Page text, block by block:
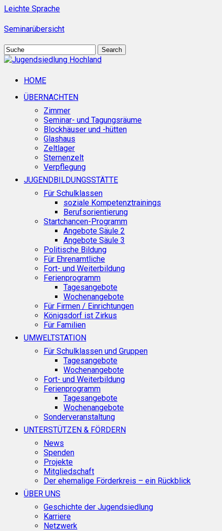
Skip
main
Leichte Sprache
Seminarübersicht
Search
Close
searchHOME
ÜBERNACHTEN
Zimmer
Seminar- und Tagungsräume
Blockhäuser und -hütten
Glashaus
Zeltlager
Sternenzelt
Verpflegung
JUGENDBILDUNGSSTÄTTE
Für Schulklassen
soziale Kompetenztrainings
Berufsorientierung
Startchancen-Programm
Angebote Säule 2
Angebote Säule 3
Politische Bildung
Für Ehrenamtliche
Fort- und Weiterbildung
Ferienprogramm
Tagesangebote
Wochenangebote
Für Firmen / Einrichtungen
Königsdorf ist Zirkus
Für Familien
UMWELTSTATION
Für Schulklassen und Gruppen
Tagesangebote
Wochenangebote
Fort- und Weiterbildung
Ferienprogramm
Tagesangebote
Wochenangebote
Sonderveranstaltung
UNTERSTÜTZEN & FÖRDERN
News
Spenden
Projekte
Mitgliedschaft
Der ehemalige Förderkreis – ein Rückblick
ÜBER UNS
Geschichte der Jugendsiedlung
Karriere
Netzwerk